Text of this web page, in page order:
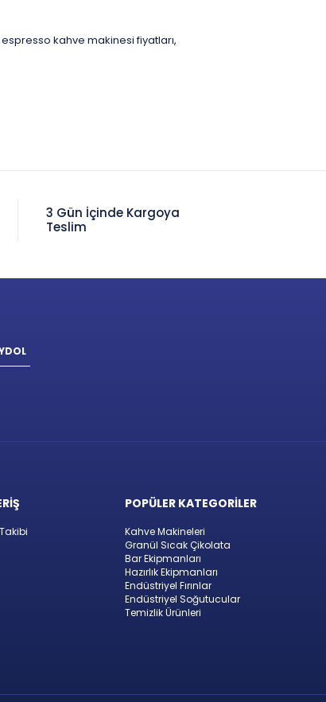
espresso kahve makinesi fiyatları,
3 Gün İçinde Kargoya
Teslim
POPÜLER KATEGORİLER
Kahve Makineleri
Granül Sıcak Çikolata
Bar Ekipmanları
Hazırlık Ekipmanları
Endüstriyel Fırınlar
Endüstriyel Soğutucular
Temizlik Ürünleri